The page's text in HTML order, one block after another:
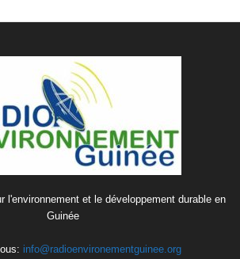
l'environnement et le développement durable en
Guinée
info@radioenvironementguinee.org